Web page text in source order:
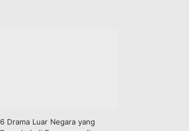
6 Drama Luar Negara yang